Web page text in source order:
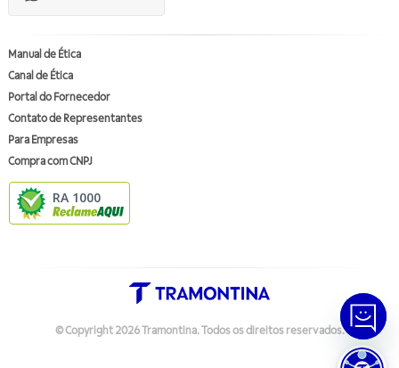
Manual de Ética
Canal de Ética
Portal do Fornecedor
Contato de Representantes
Para Empresas
Compra com CNPJ
RA 1000
© Copyright 2026Tramontina. Todos os direitos reservados.